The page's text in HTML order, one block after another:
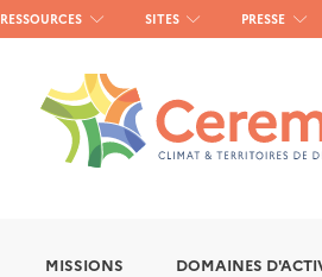
RESSOURCES SITES PRESSE
MISSIONS DOMAINES